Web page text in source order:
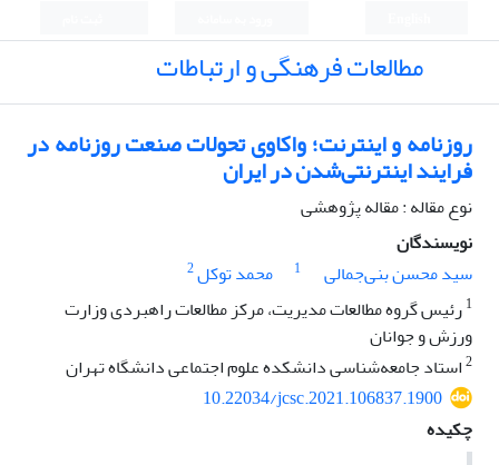
مطالعات فرهنگی و ارتباطات
روزنامه و اینترنت؛ واکاوی تحولات صنعت روزنامه در
فرایند اینترنتی‌شدن در ایران
نوع مقاله : مقاله پژوهشی
نویسندگان
سید محسن بنی‌جمالی
1 محمد توکل2
1رئیس گروه مطالعات مدیریت، مرکز مطالعات راهبردی وزارت
ورزش و جوانان
2استاد جامعه‌شناسی دانشکده علوم اجتماعی دانشگاه تهران
10.22034/jcsc.2021.106837.1900
چکیده